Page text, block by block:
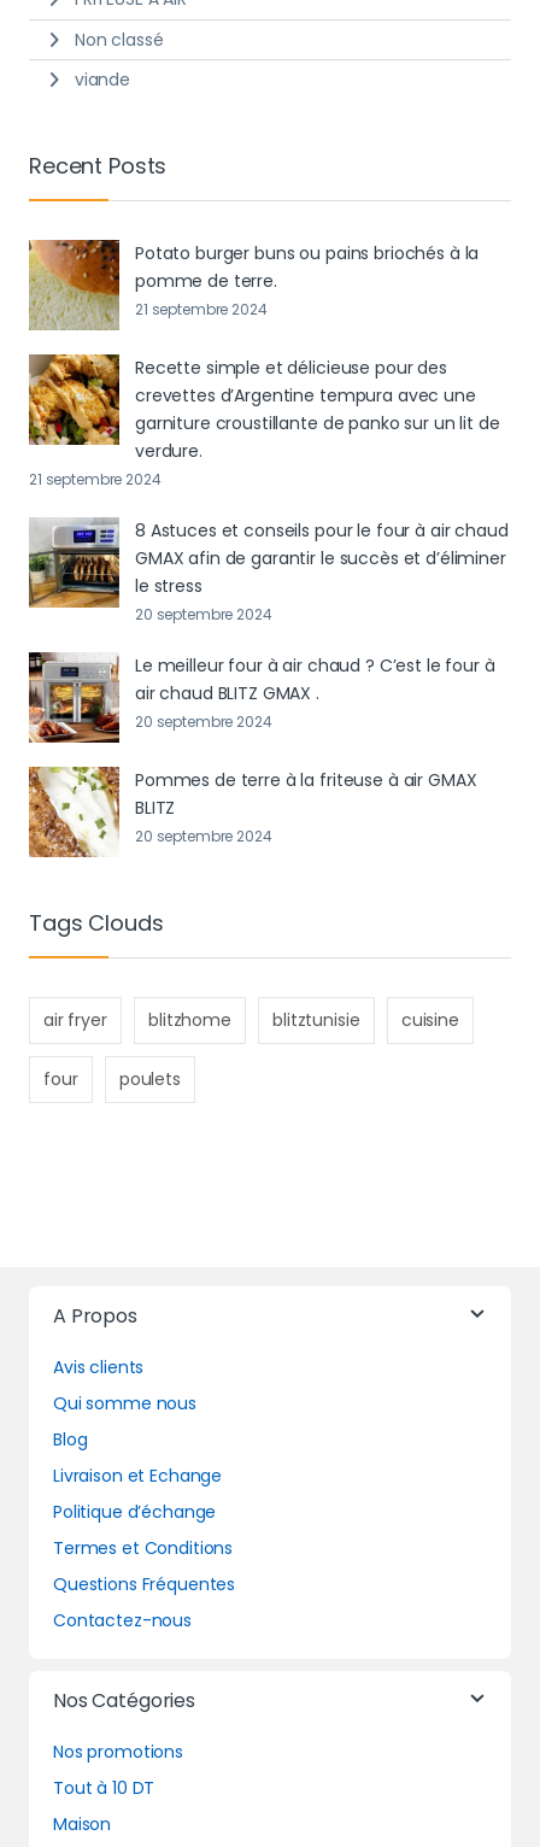
Non classé
viande
Recent Posts
Potato burger buns ou pains briochés à la
pomme de terre.
21 septembre 2024
Recette simple et délicieuse pour des
crevettes d’Argentine tempura avec une
garniture croustillante de panko sur un lit de
verdure.
21 septembre 2024
8 Astuces et conseils pour le four à air chaud
GMAX afin de garantir le succès et d’éliminer
le stress
20 septembre 2024
Le meilleur four à air chaud ? C’est le four à
air chaud BLITZ GMAX .
20 septembre 2024
Pommes de terre à la friteuse à air GMAX
BLITZ
20 septembre 2024
Tags Clouds
air fryer blitzhome blitztunisie cuisine
four poulets
A Propos
Avis clients
Qui somme nous
Blog
Livraison et Echange
Politique d’échange
Termes et Conditions
Questions Fréquentes
Contactez-nous
Nos Catégories
Nos promotions
Tout à 10 DT
Maison